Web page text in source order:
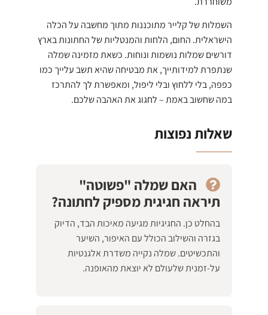
השמלות של קלייר מתוכננות מתוך מחשבה על הכלה
הישראלית. החום, הלחות והמנטליות של החתונות בארץ
דורשים שמלות נושמות ונוחות. כשאת מזמינה שמלה
שנתפרת למידותייך, את מבטיחה שהיא תשב עלייך כמו
כפפה, בלי ללחוץ ובלי ליפול, ומאפשרת לך להתרכז
במה שחשוב באמת – לחגוג את האהבה שלכם.
שאלות נפוצות
האם שמלה "פשוטה"
תיראה חגיגית מספיק לחתונה?
בהחלט כן. החגיגיות מגיעה מאיכות הבד, הדיוק
בגזרה והשילוב הכולל עם האיפור, השיער
והתכשיטים. שמלה נקייה משדרת אלגנטיות
על-זמנית שלעולם לא יוצאת מהאופנה.